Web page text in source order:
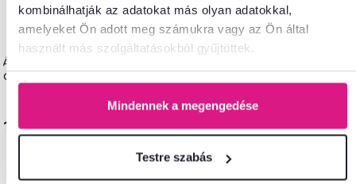
kombinálhatják az adatokat más olyan adatokkal,
amelyeket Ön adott meg számukra vagy az Ön által
használt más szolgáltatásokból gyűjtöttek.
Mindennek a megengedése
Testre szabás
Ágy komóddal, tölgy, 160x200,
OBYS
194 900 Ft